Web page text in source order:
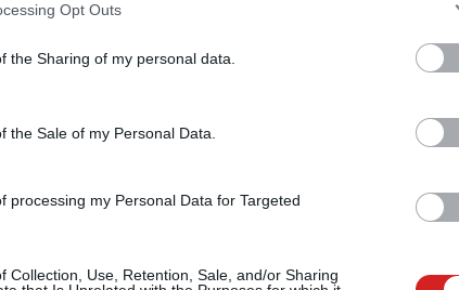
Opt Outs
the Sharing of my personal data.
the Sale of my Personal Data.
processing my Personal Data for Targeted
Collection, Use, Retention, Sale, and/or Sharing